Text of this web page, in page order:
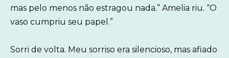
mas pelo menos não estragou nada.” Amelia riu. “O
vaso cumpriu seu papel.”
Sorri de volta. Meu sorriso era silencioso, mas afiado